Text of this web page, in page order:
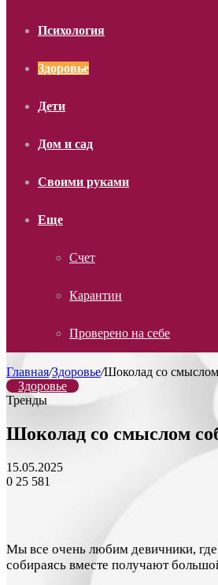
Психология
Здоровье
Дети
Дом и сад
Своими руками
Еще
Счет
Карантин
Проверено на себе
Главная/Здоровье/Шоколад со смыслом
Здоровье
Тренды
Шоколад со смыслом
15.05.2025
0 25 581
Мы все очень любим девичники,
собираясь вместе получают